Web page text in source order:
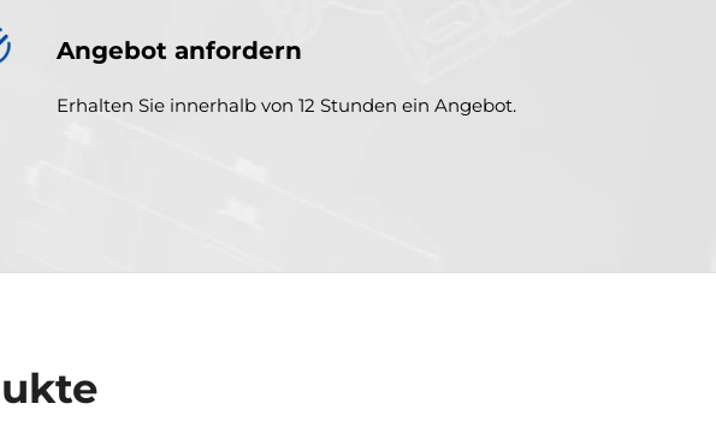
Angebot anfordern
Erhalten Sie innerhalb von 12 Stunden ein Angebot.